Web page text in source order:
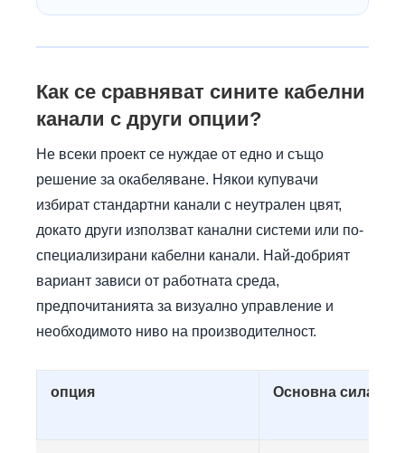
Как се сравняват сините кабелни
канали с други опции?
Не всеки проект се нуждае от едно и също
решение за окабеляване. Някои купувачи
избират стандартни канали с неутрален цвят,
докато други използват канални системи или по-
специализирани кабелни канали. Най-добрият
вариант зависи от работната среда,
предпочитанията за визуално управление и
необходимото ниво на производителност.
опция Основна сила